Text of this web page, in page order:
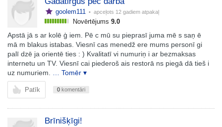
goolem111 • apceļots 12 gadiem atpakaļ
Novērtējums 9.0
Apstā jā s ar kolē ģ iem. Pē c mū su pieprasī juma mē s saņ ē
mā m blakus istabas. Viesnī cas menedž ere mums personī gi
palī dzē ja orientē ties : ) Kvalitatī vi numuriņ i ar bezmaksas
internetu un TV. Viesnī cai piederoš ais restorā ns piegā dā tieš i
uz numuriem.
… Tomēr ▾
Patīk 0 komentāri
Brīnišķīgi!